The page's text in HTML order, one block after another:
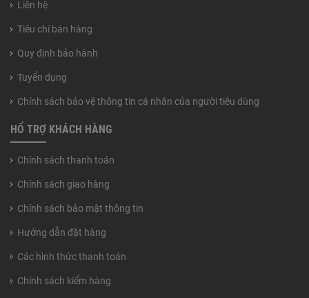
Liên hệ
Tiêu chí bán hàng
Quy định bảo hành
Tuyển dụng
Chính sách bảo vệ thông tin cá nhân của người tiêu dùng
HỔ TRỢ KHÁCH HÀNG
Chính sách thanh toán
Chính sách giao hàng
Chính sách bảo mật thông tin
Hướng dẫn đặt hàng
Các hình thức thanh toán
Chính sách kiểm hàng